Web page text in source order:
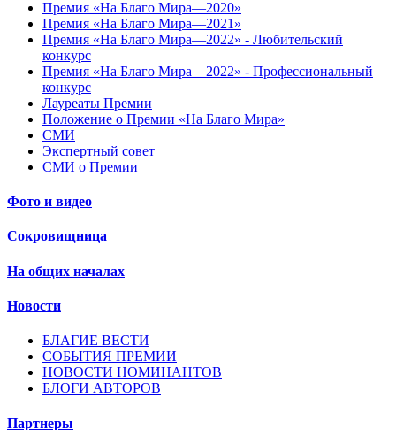
Премия «На Благо Мира—2020»
Премия «На Благо Мира—2021»
Премия «На Благо Мира—2022» - Любительский
конкурс
Премия «На Благо Мира—2022» - Профессиональный
конкурс
Лауреаты Премии
Положение о Премии «На Благо Мира»
СМИ
Экспертный совет
СМИ о Премии
Фото и видео
Сокровищница
На общих началах
Новости
БЛАГИЕ ВЕСТИ
СОБЫТИЯ ПРЕМИИ
НОВОСТИ НОМИНАНТОВ
БЛОГИ АВТОРОВ
Партнеры